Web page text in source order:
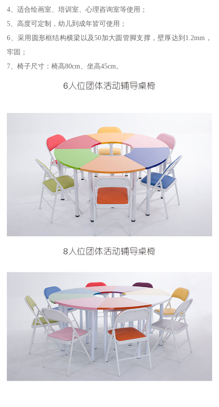
4、适合绘画室、培训室、心理咨询室等使用；
5、高度可定制，幼儿到成年皆可使用；
6、采用圆形框结构横梁以及50加大圆管脚支撑，壁厚达到1.2mm，
牢固；
7、椅子尺寸：椅高80cm、坐高45cm。